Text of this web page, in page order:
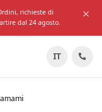
richieste di
dal 24 agosto.
IT